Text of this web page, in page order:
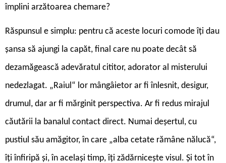
împlini arzătoarea chemare?
Răspunsul e simplu: pentru că aceste locuri comode îți dau
șansa să ajungi la capăt, final care nu poate decât să
dezamăgească adevăratul cititor, adorator al misterului
nedezlagat. „Raiul“ lor mângâietor ar fi înlesnit, desigur,
drumul, dar ar fi mărginit perspectiva. Ar fi redus mirajul
căutării la banalul contact direct. Numai deșertul, cu
pustiul său amăgitor, în care „alba cetate rămâne nălucă“,
îți înfiripă și, în același timp, îți zădărnicește visul. Și tot în